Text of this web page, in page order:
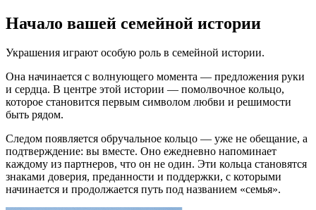
Начало вашей семейной истории
Украшения играют особую роль в семейной истории.
Она начинается с волнующего момента — предложения руки
и сердца. В центре этой истории — помолвочное кольцо,
которое становится первым символом любви и решимости
быть рядом.
Следом появляется обручальное кольцо — уже не обещание, а
подтверждение: вы вместе. Оно ежедневно напоминает
каждому из партнеров, что он не один. Эти кольца становятся
знаками доверия, преданности и поддержки, с которыми
начинается и продолжается путь под названием «семья».